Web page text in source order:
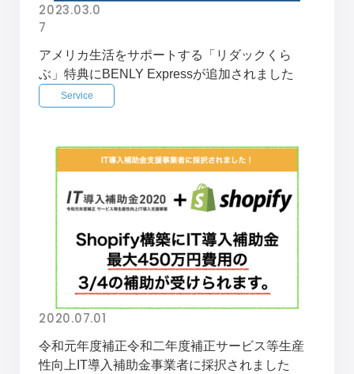
2023.03.0
7
アメリカ生活をサポートする「リダックくら
ぶ」特典にBENLY Expressが追加されました
Service
2020.07.01
令和元年度補正令和二年度補正サービス等生産
性向上IT導入補助金事業者に採択されました